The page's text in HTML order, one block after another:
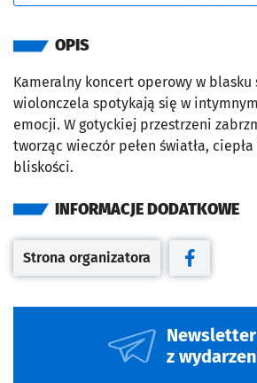
OPIS
Kameralny koncert operowy w blasku
wiolonczela spotykają się w
emocji. W gotyckiej przestrzeni
tworząc wieczór pełen światła,
bliskości.
INFORMACJE DODATKOWE
Otwiera się w nowej karcie
Strona organizatora
Otwiera
Newsletter
z